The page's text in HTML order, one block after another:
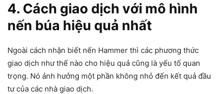
4. Cách giao dịch với mô hình
nến búa hiệu quả nhất
Ngoài cách nhận biết nến Hammer thì các phương thức
giao dịch như thế nào cho hiệu quả cũng là yếu tố quan
trọng. Nó ảnh hưởng một phần không nhỏ đến kết quả đầu
tư của các nhà giao dịch.